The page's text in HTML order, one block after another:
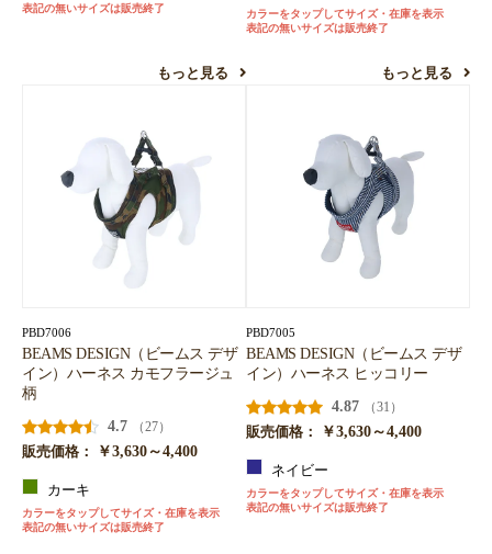
表記の無いサイズは販売終了
もっと見る
カラーをタップしてサイズ・在庫を表示
表記の無いサイズは販売終了
もっと見る
PBD7006
BEAMS DESIGN（ビームス デザ
イン）ハーネス カモフラージュ
柄
4.7
（27）
販売価格：
￥3,630～4,400
カーキ
カラーをタップしてサイズ・在庫を表示
表記の無いサイズは販売終了
PBD7005
BEAMS DESIGN（ビームス デザ
イン）ハーネス ヒッコリー
4.87
（31）
販売価格：
￥3,630～4,400
ネイビー
カラーをタップしてサイズ・在庫を表示
表記の無いサイズは販売終了